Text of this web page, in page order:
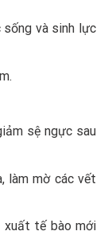
sống và sinh lực
sệ ngực sau
làm mờ các vết
xuất tế bào mới